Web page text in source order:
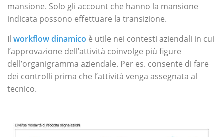
mansione. Solo gli account che hanno la mansione
indicata possono effettuare la transizione.
Il workflow dinamico è utile nei contesti aziendali in cui
l’approvazione dell’attività coinvolge più figure
dell’organigramma aziendale. Per es. consente di fare
dei controlli prima che l’attività venga assegnata al
tecnico.